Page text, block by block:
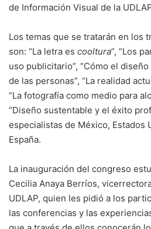
de Información Visual de la
Los temas que se tratarán en los
son: “La letra es cooltura”, “Los
uso publicitario”, “Cómo el
de las personas”, “La realidad
“La fotografía como medio para
“Diseño sustentable y el éxito
especialistas de México, Estados
España.
La inauguración del congreso
Cecilia Anaya Berríos,
UDLAP, quien les pidió a los
las conferencias y las